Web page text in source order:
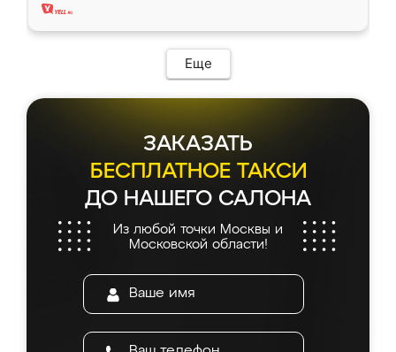
Еще
ЗАКАЗАТЬ
БЕСПЛАТНОЕ ТАКСИ
ДО НАШЕГО САЛОНА
Из любой точки Москвы и
Московской области!